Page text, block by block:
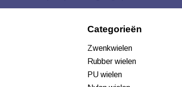
Categorieën
Zwenkwielen
Rubber wielen
PU wielen